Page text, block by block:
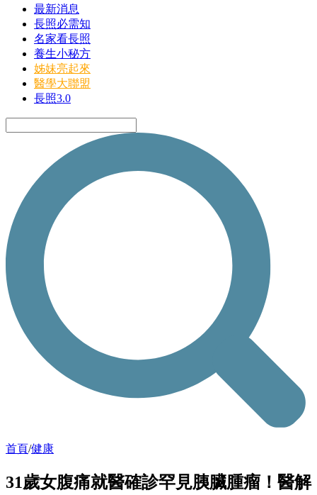
最新消息
長照必需知
名家看長照
養生小秘方
姊妹亮起來
醫學大聯盟
長照3.0
首頁/健康
31歲女腹痛就醫確診罕見胰臟腫瘤！醫解